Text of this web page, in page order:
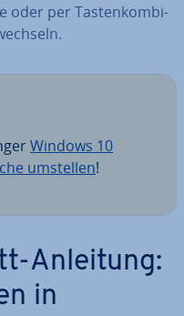
oder per Tas­ten­kom­bi­
Windows 10
umstellen!
Anleitung:
in